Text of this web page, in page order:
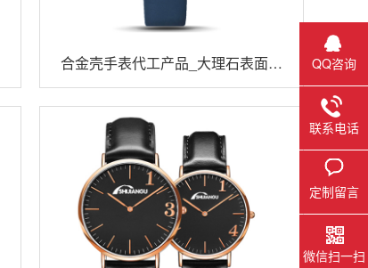
合金壳手表代工产品_大理石表面网
红款手表定制
QQ咨询
联系电话
定制留言
微信扫一扫